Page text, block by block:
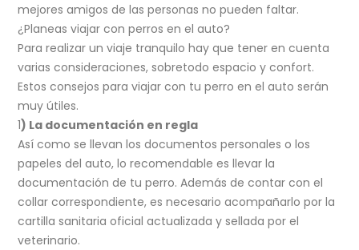
mejores amigos de las personas no pueden faltar.
¿Planeas viajar con perros en el auto?
Para realizar un viaje tranquilo hay que tener en cuenta
varias consideraciones, sobretodo espacio y confort.
Estos consejos para viajar con tu perro en el auto serán
muy útiles.
1) La documentación en regla
Así como se llevan los documentos personales o los
papeles del auto, lo recomendable es llevar la
documentación de tu perro. Además de contar con el
collar correspondiente, es necesario acompañarlo por la
cartilla sanitaria oficial actualizada y sellada por el
veterinario.